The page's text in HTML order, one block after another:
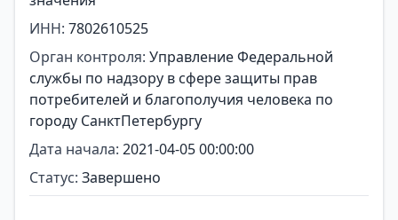
ИНН: 7802610525
Орган контроля: Управление Федеральной
службы по надзору в сфере защиты прав
потребителей и благополучия человека по
городу СанктПетербургу
Дата начала: 2021-04-05 00:00:00
Статус: Завершено